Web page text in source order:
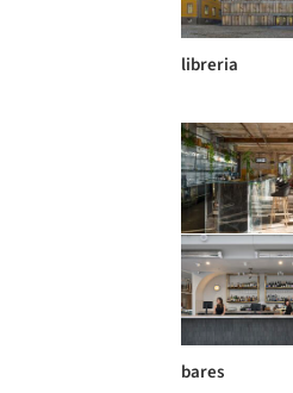
libreria
bares